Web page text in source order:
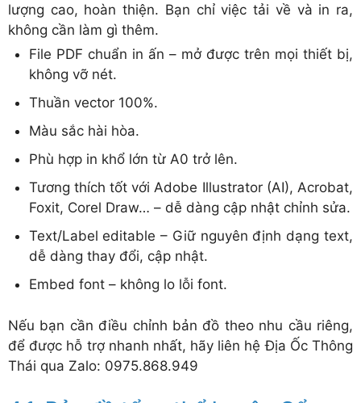
lượng cao, hoàn thiện. Bạn chỉ việc tải về và in ra,
không cần làm gì thêm.
File PDF chuẩn in ấn – mở được trên mọi thiết bị,
không vỡ nét.
Thuần vector 100%.
Màu sắc hài hòa.
Phù hợp in khổ lớn từ A0 trở lên.
Tương thích tốt với Adobe Illustrator (AI), Acrobat,
Foxit, Corel Draw… – dễ dàng cập nhật chỉnh sửa.
Text/Label editable – Giữ nguyên định dạng text,
dễ dàng thay đổi, cập nhật.
Embed font – không lo lỗi font.
Nếu bạn cần điều chỉnh bản đồ theo nhu cầu riêng,
để được hỗ trợ nhanh nhất, hãy liên hệ Địa Ốc Thông
Thái qua Zalo: 0975.868.949